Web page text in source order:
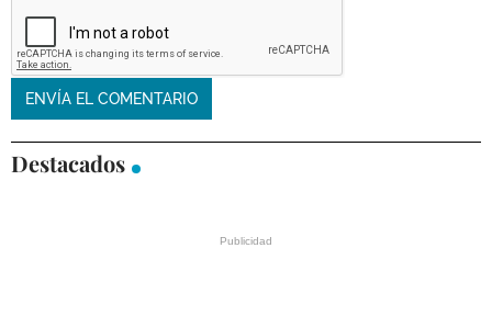
Destacados